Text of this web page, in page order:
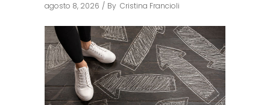
agosto 8, 2026 By Cristina Francioli